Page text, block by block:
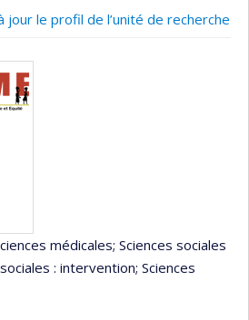
jour le profil de l’unité de recherche
médicales; Sciences sociales
: intervention; Sciences